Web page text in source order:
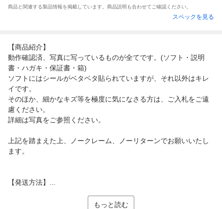
商品と関連する製品情報を掲載しています。商品説明も合わせてご確認ください。
スペックを見る
【商品紹介】
動作確認済、写真に写っているものが全てです。(ソフト・説明
書・ハガキ・保証書・箱)
ソフトにはシールがベタベタ貼られていますが、それ以外はキレ
イです。
そのほか、細かなキズ等を極度に気になさる方は、ご入札をご遠
慮ください。
詳細は写真をご参照ください。
上記を踏まえた上、ノークレーム、ノーリターンでお願いいたし
ます。
【発送方法】...
もっと読む